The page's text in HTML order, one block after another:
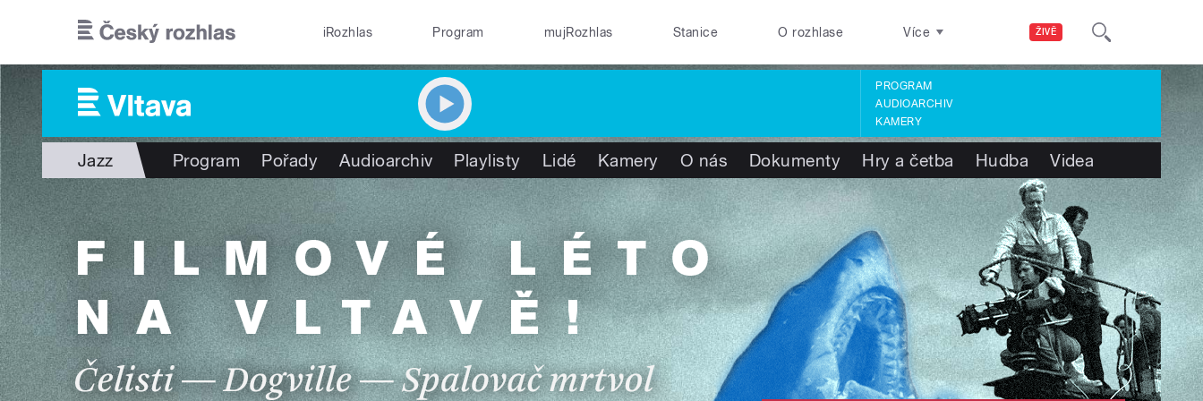
ŽIVĚ
iRozhlas Program mujRozhlas Stanice O rozhlase Více
PROGRAM
AUDIOARCHIV
KAMERY
Jazz Program Pořady Audioarchiv Playlisty Lidé Kamery O nás Dokumenty Hry a četba Hudba Videa